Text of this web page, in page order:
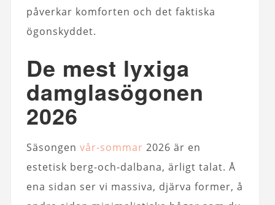
påverkar komforten och det faktiska
ögonskyddet.
De mest lyxiga
damglasögonen
2026
Säsongen vår-sommar 2026 är en
estetisk berg-och-dalbana, ärligt talat. Å
ena sidan ser vi massiva, djärva former, å